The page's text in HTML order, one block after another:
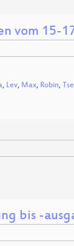
vom 15-
, Lev, Max, Robin,
bis -